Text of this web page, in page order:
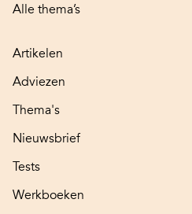
Alle thema’s
Artikelen
Adviezen
Thema's
Nieuwsbrief
Tests
Werkboeken